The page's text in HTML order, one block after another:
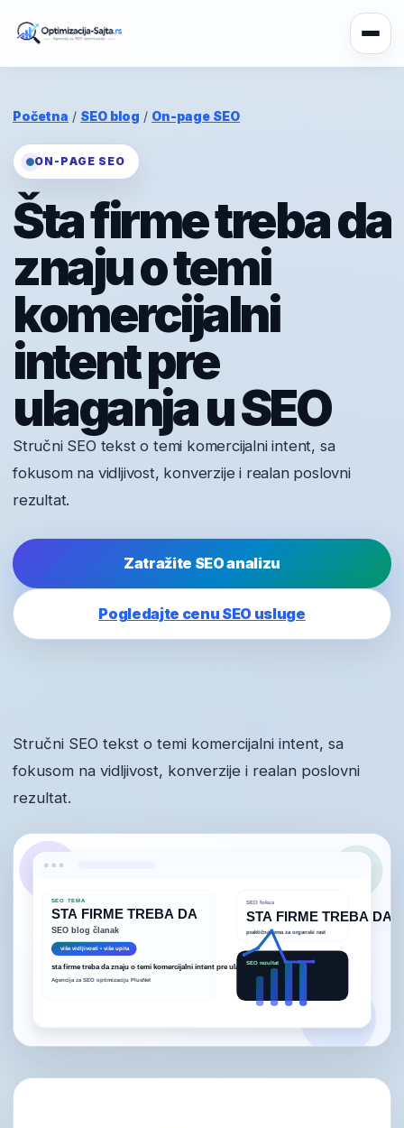
Početna / SEO blog / On-page SEO
ON-PAGE SEO
Šta firme treba da
znaju o temi
komercijalni
intent pre
ulaganja u SEO
Stručni SEO tekst o temi komercijalni intent, sa
fokusom na vidljivost, konverzije i realan poslovni
rezultat.
Zatražite SEO analizu
Pogledajte cenu SEO usluge
Stručni SEO tekst o temi komercijalni intent, sa
fokusom na vidljivost, konverzije i realan poslovni
rezultat.